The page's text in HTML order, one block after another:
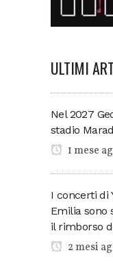
ULTIMI
Nel 2027
stadio
1 mese
I concerti di
Emilia sono
il rimborso
2 mesi